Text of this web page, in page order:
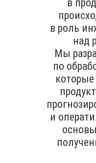
в
в роль
над
Мы
по
и